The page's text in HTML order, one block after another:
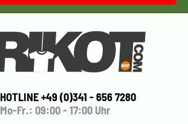
HOTLINE +49 (0)341 - 656 7280
Mo-Fr.: 09:00 - 17:00 Uhr